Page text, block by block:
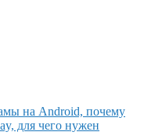
на Android, почему
для чего нужен